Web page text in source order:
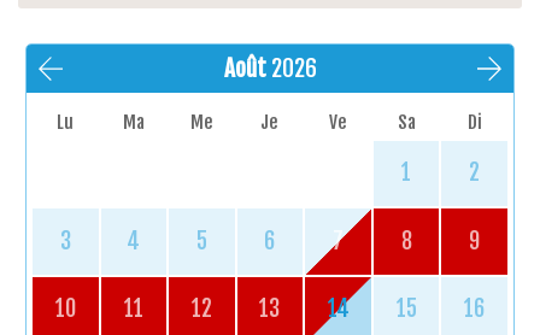
Août 2026
Lu Ma Me Je Ve Sa Di
1 2
3 4 5 6 7 8 9
10 11 12 13 14 15 16